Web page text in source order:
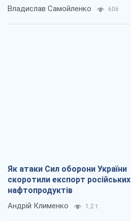
Владислав Самойленко 606
Як атаки Сил оборони України
скоротили експорт російських
нафтопродуктів
Андрій Клименко 1,2 т.